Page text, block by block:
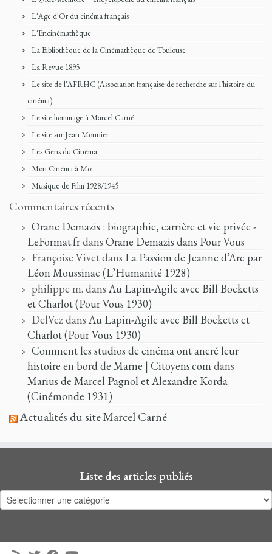
L'Age d'Or du cinéma français
L'Encinémathèque
La Bibliothèque de la Cinémathèque de Toulouse
La Revue 1895
Le site de l'AFRHC (Association française de recherche sur l’histoire du
cinéma)
Le site hommage à Marcel Carné
Le site sur Jean Mounier
Les Gens du Cinéma
Mon Cinéma à Moi
Musique de Film 1928/1945
Commentaires récents
Orane Demazis : biographie, carrière et vie privée -
LeFormat.frdans Orane Demazis dans Pour Vous
Françoise Vivetdans La Passion de Jeanne d’Arc par
Léon Moussinac (L’Humanité 1928)
philippe m. dans Au Lapin-Agile avec Bill Bocketts
et Charlot (Pour Vous 1930)
DelVezdans Au Lapin-Agile avec Bill Bocketts et
Charlot (Pour Vous 1930)
Comment les studios de cinéma ont ancré leur
histoire en bord de Marne | Citoyens.comdans
Marius de Marcel Pagnol et Alexandre Korda
(Cinémonde 1931)
Actualités du site Marcel Carné
Liste des articles publiés
Liste
des